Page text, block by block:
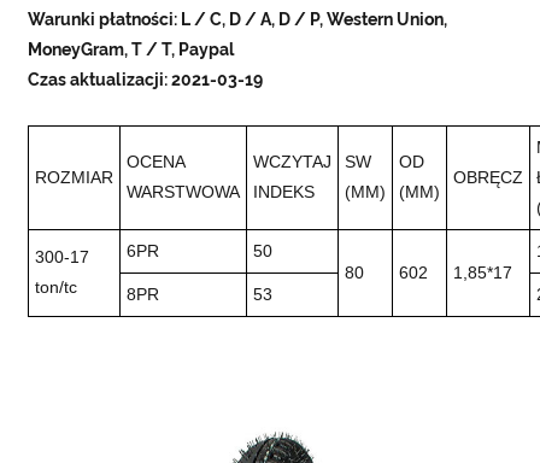
Warunki płatności: L / C, D / A, D / P, Western Union,
MoneyGram, T / T, Paypal
Czas aktualizacji: 2021-03-19
ROZMIAR
OCENA
WARSTWOWA
WCZYTAJ
INDEKS
SW
(MM)
OD
(MM)
OBRĘCZ
300-17
ton/tc
6PR
50
80
602 1,85*17
8PR 53